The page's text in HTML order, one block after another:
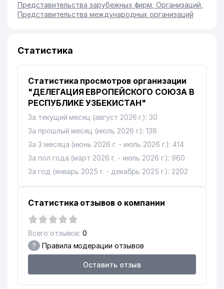
Представительства зарубежных фирм, Организаций
Представительства международных организаций
Статистика
Статистика просмотров организации
"ДЕЛЕГАЦИЯ ЕВРОПЕЙСКОГО СОЮЗА В
РЕСПУБЛИКЕ УЗБЕКИСТАН"
За текущий месяц (август 2026 г.): 30
За прошлый месяц (июль 2026 г.): 138
За 3 месяца (июнь 2026 г. - июль 2026 г.): 414
За пол года (март 2026 г. - июль 2026 г.): 960
За год (январь 2025 г. - декабрь 2025 г.): 2202
Статистика отзывов о компании
Всего отзывов: 0
? Правила модерации отзывов
Оставить отзыв